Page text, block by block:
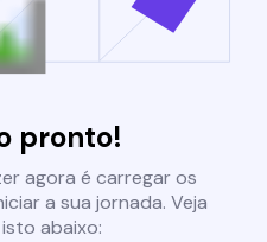
pronto!
agora é carregar os
a sua jornada. Veja
abaixo: